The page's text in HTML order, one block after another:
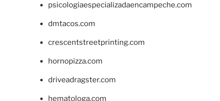
psicologiaespecializadaencampeche.com
dmtacos.com
crescentstreetprinting.com
hornopizza.com
driveadragster.com
hematologa.com